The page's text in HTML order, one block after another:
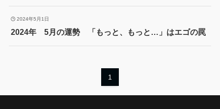
2024年5月1日
2024年 5月の運勢 「もっと、もっと…」はエゴの罠
1